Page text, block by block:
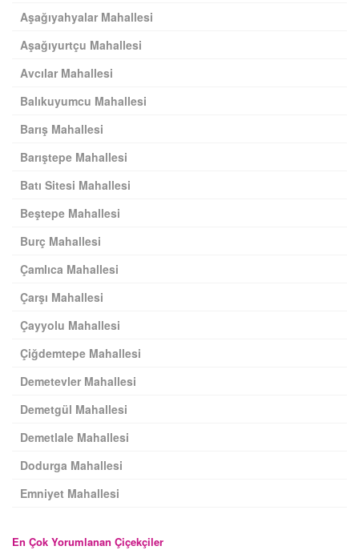
Aşağıyahyalar Mahallesi
Aşağıyurtçu Mahallesi
Avcılar Mahallesi
Balıkuyumcu Mahallesi
Barış Mahallesi
Barıştepe Mahallesi
Batı Sitesi Mahallesi
Beştepe Mahallesi
Burç Mahallesi
Çamlıca Mahallesi
Çarşı Mahallesi
Çayyolu Mahallesi
Çiğdemtepe Mahallesi
Demetevler Mahallesi
Demetgül Mahallesi
Demetlale Mahallesi
Dodurga Mahallesi
Emniyet Mahallesi
En Çok Yorumlanan Çiçekçiler